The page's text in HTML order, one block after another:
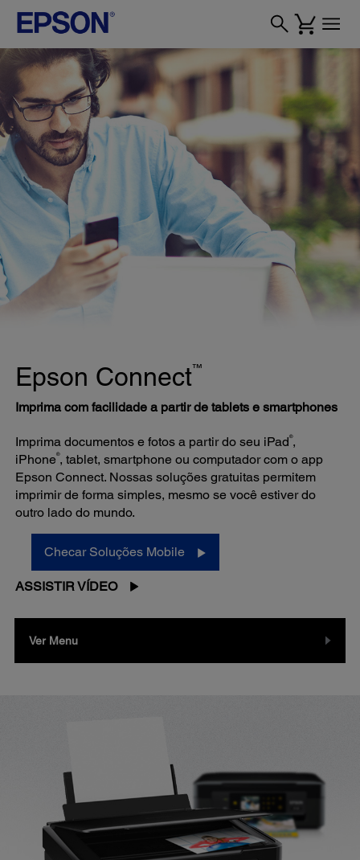
Epson Connect™
Imprima com facilidade a partir de tablets e smartphones
Imprima documentos e fotos a partir do seu iPad®,
iPhone®, tablet, smartphone ou computador com o app
Epson Connect. Nossas soluções gratuitas permitem
imprimir de forma simples, mesmo se você estiver do
outro lado do mundo.
Checar Soluções Mobile
ASSISTIR VÍDEO
Ver Menu